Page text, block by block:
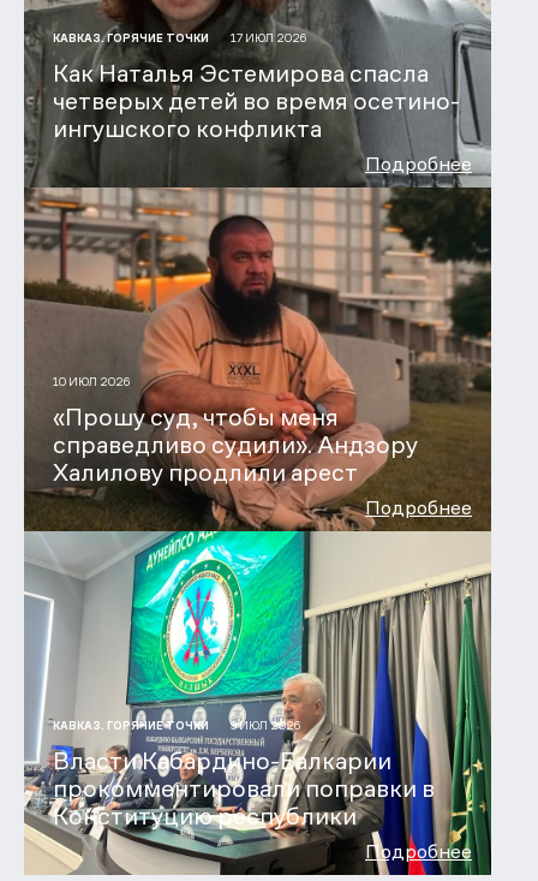
КАВКАЗ. ГОРЯЧИЕ ТОЧКИ 17 ИЮЛ 2026
Как Наталья Эстемирова спасла
четверых детей во время осетино-
ингушского конфликта
Подробнее
10 ИЮЛ 2026
«Прошу суд, чтобы меня
справедливо судили». Андзору
Халилову продлили арест
Подробнее
КАВКАЗ. ГОРЯЧИЕ ТОЧКИ 9 ИЮЛ 2026
Власти Кабардино-Балкарии
прокомментировали поправки в
Конституцию республики
Подробнее